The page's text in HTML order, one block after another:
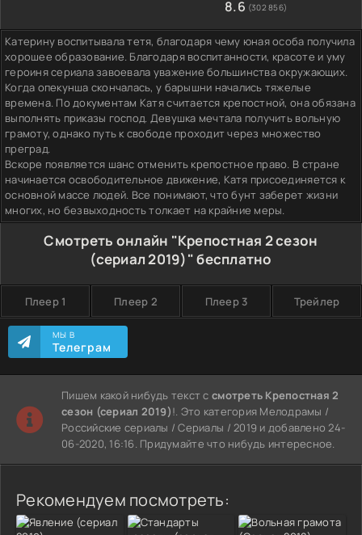
8.6 (302 856)
Катерину воспитывала тетя, благодаря чему юная особа получила
хорошее образование. Благодаря воспитанности, красоте и уму
героиня сериала завоевала уважение большинства окружающих.
Когда опекунша скончалась, у барышни начались тяжелые
времена. По документам Катя считается крепостной, она обязана
выполнять приказы господ. Девушка мечтала получить вольную
грамоту, однако путь к свободе проходит через множество
преград.
Вскоре появляется шанс отменить крепостное право. В стране
начинается освободительное движение, Катя присоединяется к
основной массе людей. Все понимают, что бунт заберет жизни
многих, но безвыходность толкает на крайние меры.
Смотреть онлайн "Крепостная 2 сезон
(сериал 2019)" бесплатно
Плеер 1 Плеер 2 Плеер 3 Трейлер
МЫ В
Телеграм
Пишем какой нибудь текст ссмотреть Крепостная 2
сезон (сериал 2019)!. Это категория Мелодрамы /
Российские сериалы / Сериалы / 2019 и добавлено 24-
06-2020, 16:16. Придумайте что нибудь интересное.
Рекомендуем посмотреть: